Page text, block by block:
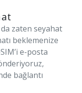
zaten seyahat
beklemenize
e-posta
bağlantı